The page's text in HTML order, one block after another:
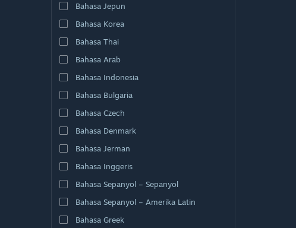
Bahasa Jepun
Bahasa Korea
Bahasa Thai
Bahasa Arab
Bahasa Indonesia
Bahasa Bulgaria
Bahasa Czech
Bahasa Denmark
Bahasa Jerman
Bahasa Inggeris
Bahasa Sepanyol – Sepanyol
Bahasa Sepanyol – Amerika Latin
Bahasa Greek